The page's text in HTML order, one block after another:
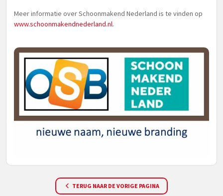
Meer informatie over Schoonmakend Nederland is te vinden op
www.schoonmakendnederland.nl.
TERUG NAAR DE VORIGE PAGINA